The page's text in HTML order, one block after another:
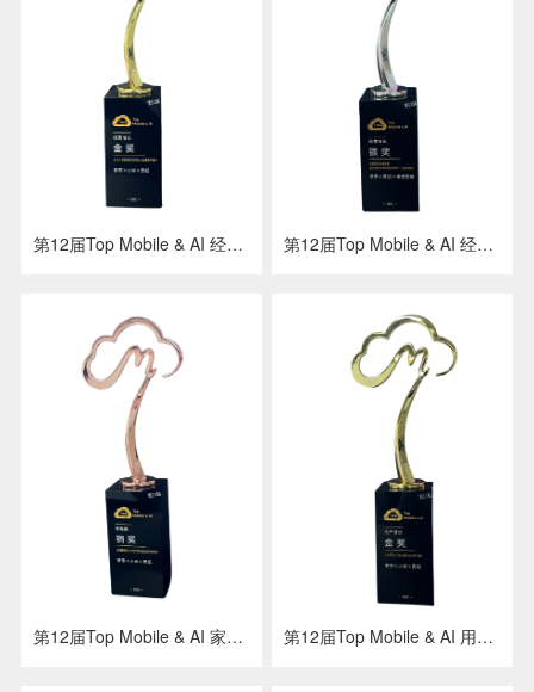
第12届Top Mobile & AI 经营增长 金奖 京东 x 小米 x 灵狐 第12届Top Mobile & AI 经营增长 银奖 京东 x 灵狐 x 海信空调
第12届Top Mobile & AI 家电类 铜奖 京东 x 小米 x 灵狐 第12届Top Mobile & AI 用户增长 金奖 京东 x 小米 x 灵狐